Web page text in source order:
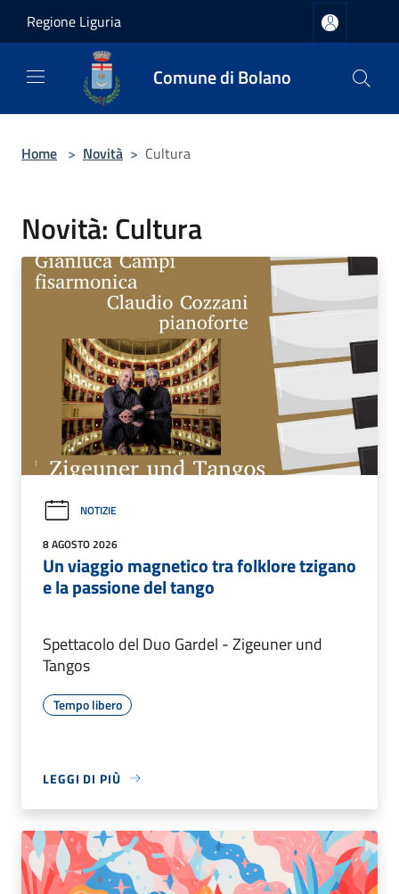
Regione Liguria
Comune di Bolano
Home > Novità > Cultura
Novità: Cultura
NOTIZIE
8 AGOSTO 2026
Un viaggio magnetico tra folklore tzigano
e la passione del tango
Spettacolo del Duo Gardel - Zigeuner und
Tangos
Tempo libero
LEGGI DI PIÙ